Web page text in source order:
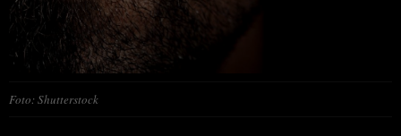
Foto: Shutterstock